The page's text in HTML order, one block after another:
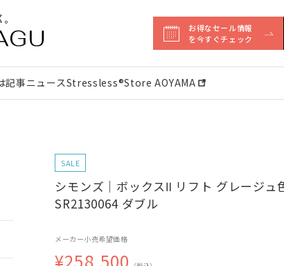
お得なセール情報
を今すぐチェック
記事ニュースStressless®︎Store AOYAMA
SALE
シモンズ｜ボックスⅡ リフト グレージュ
SR2130064 ダブル
メーカー小売希望価格
¥258,500